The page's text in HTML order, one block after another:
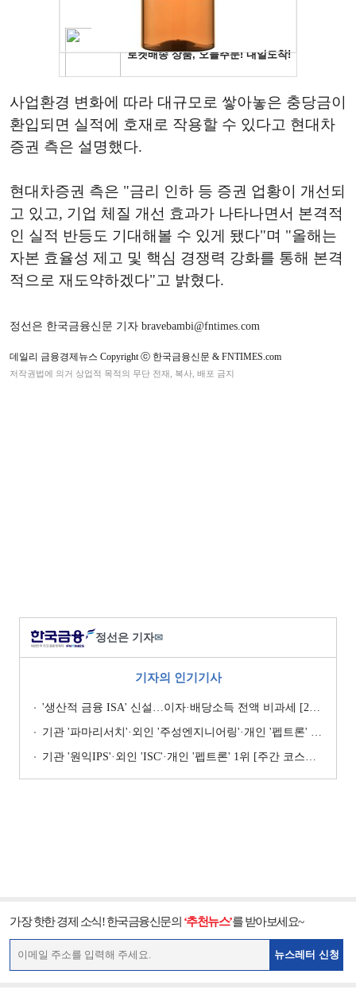
사업환경 변화에 따라 대규모로 쌓아놓은 충당금이
환입되면 실적에 호재로 작용할 수 있다고 현대차
증권 측은 설명했다.
현대차증권 측은 "금리 인하 등 증권 업황이 개선되
고 있고, 기업 체질 개선 효과가 나타나면서 본격적
인 실적 반등도 기대해볼 수 있게 됐다"며 "올해는
자본 효율성 제고 및 핵심 경쟁력 강화를 통해 본격
적으로 재도약하겠다"고 밝혔다.
정선은 한국금융신문 기자 bravebambi@fntimes.com
데일리 금융경제뉴스 Copyright ⓒ 한국금융신문 & FNTIMES.com
저작권법에 의거 상업적 목적의 무단 전재, 복사, 배포 금지
정선은 기자✉
기자의 인기기사
'생산적 금융 ISA' 신설…이자·배당소득 전액 비과세 [2026 세제개편안]
기관 '파마리서치'·외인 '주성엔지니어링'·개인 '펩트론' 1위 [주간 코스닥 순매수- 2026년 7월27일~7월31일]
기관 '원익IPS'·외인 'ISC'·개인 '펩트론' 1위 [주간 코스닥 순매수- 2026년 7월6일~7월10일]
가장 핫한 경제 소식! 한국금융신문의 ‘추천뉴스’를 받아보세요~
뉴스레터 신청